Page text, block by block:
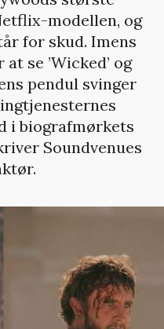
modellen, og
for skud. Imens
se ’Wicked’ og
pendul svinger
i biografmørkets
Soundvenues